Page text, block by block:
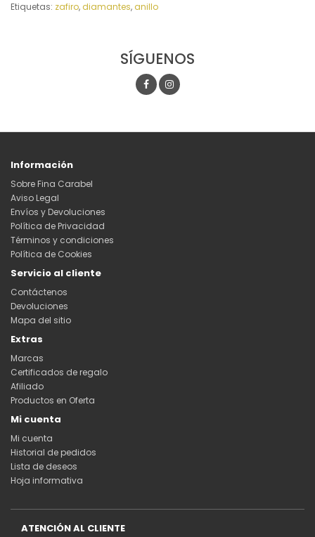
Etiquetas: zafiro, diamantes, anillo
SÍGUENOS
Información
Sobre Fina Carabel
Aviso Legal
Envíos y Devoluciones
Política de Privacidad
Términos y condiciones
Política de Cookies
Servicio al cliente
Contáctenos
Devoluciones
Mapa del sitio
Extras
Marcas
Certificados de regalo
Afiliado
Productos en Oferta
Mi cuenta
Mi cuenta
Historial de pedidos
Lista de deseos
Hoja informativa
ATENCIÓN AL CLIENTE